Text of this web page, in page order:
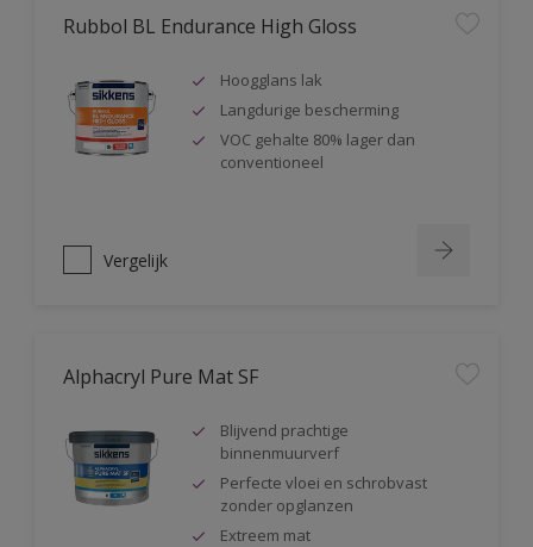
Rubbol BL Endurance High Gloss
Hoogglans lak
Langdurige bescherming
VOC gehalte 80% lager dan
conventioneel
Vergelijk
Alphacryl Pure Mat SF
Blijvend prachtige
binnenmuurverf
Perfecte vloei en schrobvast
zonder opglanzen
Extreem mat